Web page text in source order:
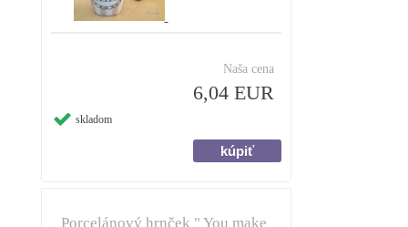
Naša cena
6,04 EUR
skladom
Porcelánový hrnček " You make